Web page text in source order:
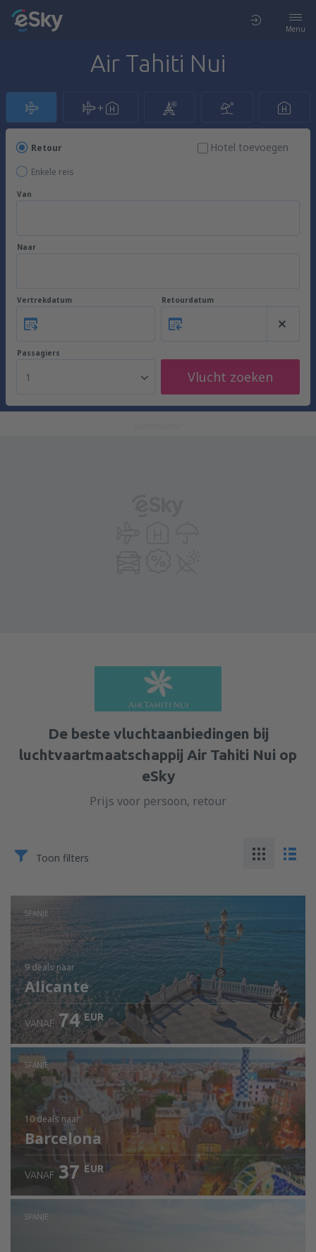
Menu
Air Tahiti Nui
Retour
Enkele reis
Hotel toevoegen
Van
Naar
Vertrekdatum Retourdatum
Passagiers
1 Vlucht zoeken
De beste vluchtaanbiedingen bij
luchtvaartmaatschappij Air Tahiti Nui op
eSky
Prijs voor persoon, retour
Toon filters
SPANJE
9 dealsnaar
Alicante
VANAF 74 EUR
SPANJE
10 deals naar
Barcelona
VANAF 37 EUR
SPANJE